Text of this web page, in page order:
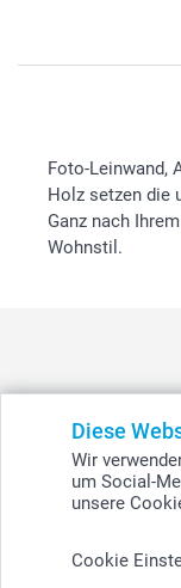
Diese
Wir
um Social-
unsere
Cookie
Foto-Leinwand,
Holz setzen die
Ganz nach
Wohnstil.
©